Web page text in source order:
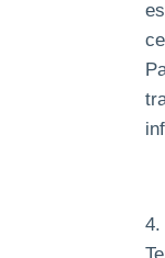
4.